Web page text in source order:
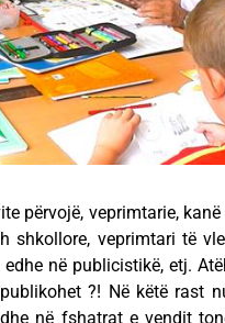
përvojë, veprimtarie,
shkollore, veprimtari të
në publicistikë, etj.
?! Në këtë rast
në fshatrat e vendit